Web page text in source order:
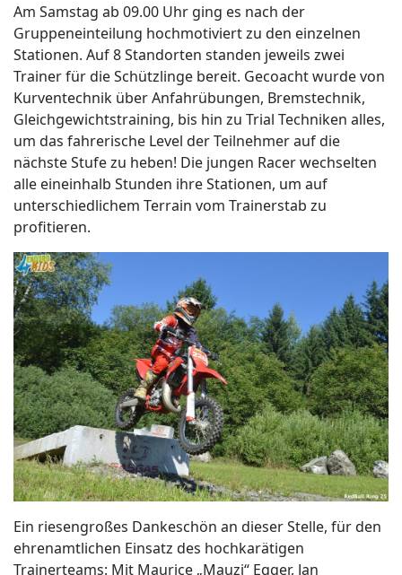
Am Samstag ab 09.00 Uhr ging es nach der
Gruppeneinteilung hochmotiviert zu den einzelnen
Stationen. Auf 8 Standorten standen jeweils zwei
Trainer für die Schützlinge bereit. Gecoacht wurde von
Kurventechnik über Anfahrübungen, Bremstechnik,
Gleichgewichtstraining, bis hin zu Trial Techniken alles,
um das fahrerische Level der Teilnehmer auf die
nächste Stufe zu heben! Die jungen Racer wechselten
alle eineinhalb Stunden ihre Stationen, um auf
unterschiedlichem Terrain vom Trainerstab zu
profitieren.
Ein riesengroßes Dankeschön an dieser Stelle, für den
ehrenamtlichen Einsatz des hochkarätigen
Trainerteams: Mit Maurice „Mauzi“ Egger, Jan